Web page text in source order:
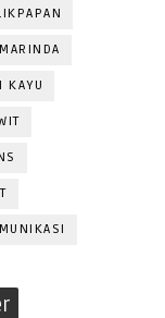
KAYU